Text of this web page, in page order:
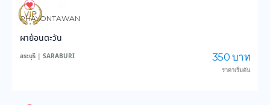
235
PHAYONTAWAN
ผาย้อนตะวัน
สระบุรี | SARABURI 350 บาท
ราคาเริ่มต้น